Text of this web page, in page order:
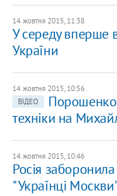
14 жовтня 2015, 11:38
У середу вперше
України
14 жовтня 2015, 10:56
ВІДЕО
Порошенко
техніки на
14 жовтня 2015, 10:46
Росія заборонила
"Українці